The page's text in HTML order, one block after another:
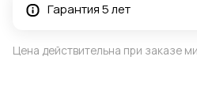
Гарантия 5 лет
Цена действительна при заказе